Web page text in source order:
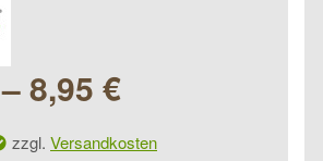
–8,95 €
zzgl. Versandkosten